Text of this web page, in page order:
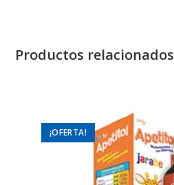
Productos relacionados
¡OFERTA!